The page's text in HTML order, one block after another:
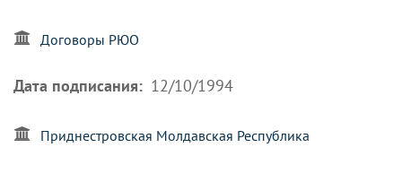
Договоры РЮО
Дата подписания 12/10/1994
Приднестровская Молдавская Республика